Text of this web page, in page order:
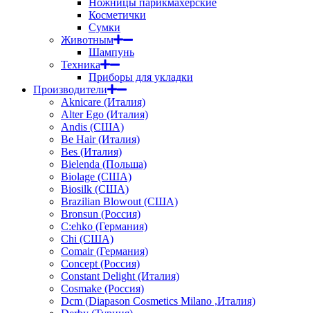
Ножницы парикмахерские
Косметички
Сумки
Животным
Шампунь
Техника
Приборы для укладки
Производители
Aknicare (Италия)
Alter Ego (Италия)
Andis (США)
Be Hair (Италия)
Bes (Италия)
Bielenda (Польша)
Biolage (США)
Biosilk (США)
Brazilian Blowout (США)
Bronsun (Россия)
C:ehko (Германия)
Chi (США)
Comair (Германия)
Concept (Россия)
Constant Delight (Италия)
Cosmake (Россия)
Dcm (Diapason Cosmetics Milano ,Италия)